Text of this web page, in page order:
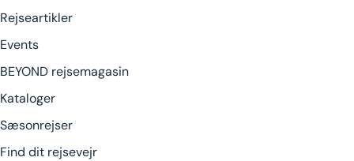
Rejseartikler
Events
BEYOND rejsemagasin
Kataloger
Sæsonrejser
Find dit rejsevejr